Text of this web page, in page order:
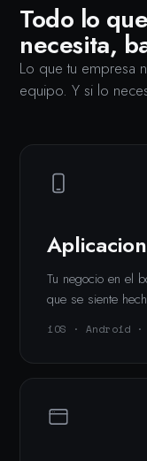
Todo lo
necesita,
Lo que tu empresa
equipo. Y si lo
Tu negocio en el
que se siente
iOS · Android ·